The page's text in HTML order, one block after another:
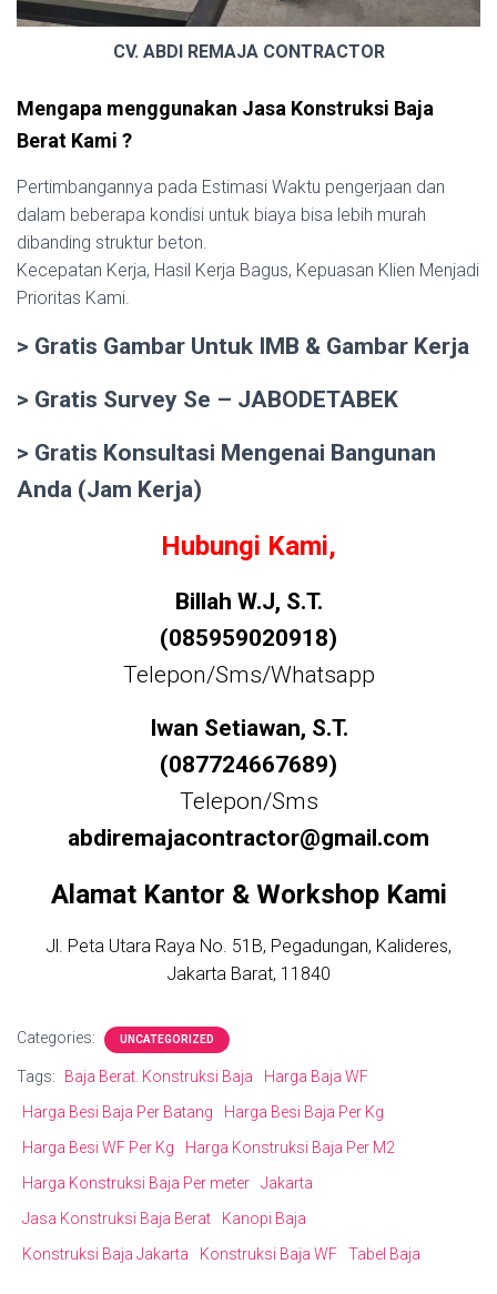
CV. ABDI REMAJA CONTRACTOR
Mengapa menggunakan Jasa Konstruksi Baja
Berat Kami ?
Pertimbangannya pada Estimasi Waktu pengerjaan dan
dalam beberapa kondisi untuk biaya bisa lebih murah
dibanding struktur beton.
Kecepatan Kerja, Hasil Kerja Bagus, Kepuasan Klien Menjadi
Prioritas Kami.
> Gratis Gambar Untuk IMB & Gambar Kerja
> Gratis Survey Se – JABODETABEK
> Gratis Konsultasi Mengenai Bangunan
Anda (Jam Kerja)
Hubungi Kami,
Billah W.J, S.T.
(085959020918)
Telepon/Sms/Whatsapp
Iwan Setiawan, S.T.
(087724667689)
Telepon/Sms
abdiremajacontractor@gmail.com
Alamat Kantor & Workshop Kami
Jl. Peta Utara Raya No. 51B, Pegadungan, Kalideres,
Jakarta Barat, 11840
Categories: UNCATEGORIZED
Tags: Baja Berat. Konstruksi Baja
Harga Baja WF
Harga Besi Baja Per Batang
Harga Besi Baja Per Kg
Harga Besi WF Per Kg
Harga Konstruksi Baja Per M2
Harga Konstruksi Baja Per meter
Jakarta
Jasa Konstruksi Baja Berat
Kanopi Baja
Konstruksi Baja Jakarta
Konstruksi Baja WF Tabel Baja